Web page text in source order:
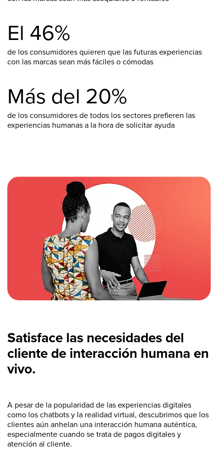
El 46%
de los consumidores quieren que las futuras experiencias
con las marcas sean más fáciles o cómodas
Más del 20%
de los consumidores de todos los sectores prefieren las
experiencias humanas a la hora de solicitar ayuda
Satisface las necesidades del
cliente de interacción humana en
vivo.
A pesar de la popularidad de las experiencias digitales
como los chatbots y la realidad virtual, descubrimos que los
clientes aún anhelan una interacción humana auténtica,
especialmente cuando se trata de pagos digitales y
atención al cliente.